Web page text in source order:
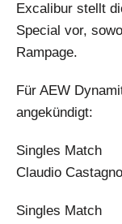
Excalibur stellt
Special vor,
Rampage.
Für AEW
angekündigt:
Singles Match
Claudio
Singles Match